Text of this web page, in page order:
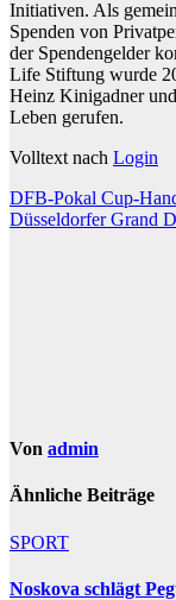
Initiativen. Als
Spenden von
der Spendengelder
Life Stiftung wurde
Heinz Kinigadner
Leben gerufen.
Volltext nach Login
DFB-Pokal Cup-
Düsseldorfer Grand
Von admin
Ähnliche Beiträge
SPORT
Noskova schlägt